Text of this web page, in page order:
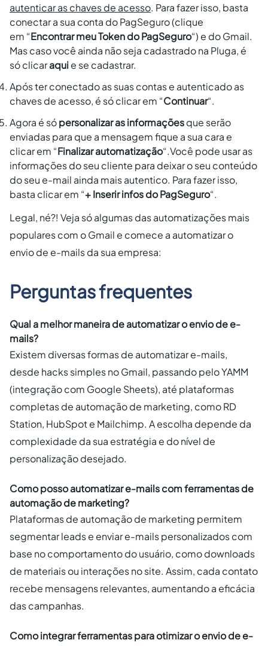
autenticar as chaves de acesso. Para fazer isso, basta
conectar a sua conta do PagSeguro (clique
em “Encontrar meu Token do PagSeguro“) e do Gmail.
Mas caso você ainda não seja cadastrado na Pluga, é
só clicaraqui e se cadastrar.
Após ter conectado as suas contas e autenticado as
chaves de acesso, é só clicar em “Continuar“.
Agora é sópersonalizar as informaçõesque serão
enviadas para que a mensagem fique a sua cara e
clicar em “Finalizar automatização“.Você pode usar as
informações do seu cliente para deixar o seu conteúdo
do seu e-mail ainda mais autentico. Para fazer isso,
basta clicar em “+ Inserir infos do PagSeguro“.
Legal, né?! Veja só algumas das automatizações mais
populares com o Gmail e comece a automatizar o
envio de e-mails da sua empresa:
Perguntas frequentes
Qual a melhor maneira de automatizar o envio de e-
mails?
Existem diversas formas de automatizar e-mails,
desde hacks simples no Gmail, passando pelo YAMM
(integração com Google Sheets), até plataformas
completas de automação de marketing, como RD
Station, HubSpot e Mailchimp. A escolha depende da
complexidade da sua estratégia e do nível de
personalização desejado.
Como posso automatizar e-mails com ferramentas de
automação de marketing?
Plataformas de automação de marketing permitem
segmentar leads e enviar e-mails personalizados com
base no comportamento do usuário, como downloads
de materiais ou interações no site. Assim, cada contato
recebe mensagens relevantes, aumentando a eficácia
das campanhas.
Como integrar ferramentas para otimizar o envio de e-